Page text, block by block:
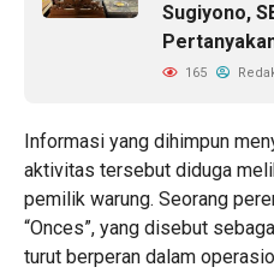
Sugiyono,
165
Informasi yang dihimpun
aktivitas tersebut diduga
pemilik warung. Seorang
“Onces”, yang disebut
turut berperan dalam